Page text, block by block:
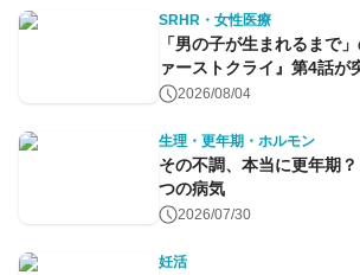
SRHR・女性医療
「男の子が生まれるまで
ァーストクライ』第4話が
命のコントロール～
2026/08/04
生理・更年期・ホルモン
その不調、本当に更年期
つの病気
2026/07/30
妊活